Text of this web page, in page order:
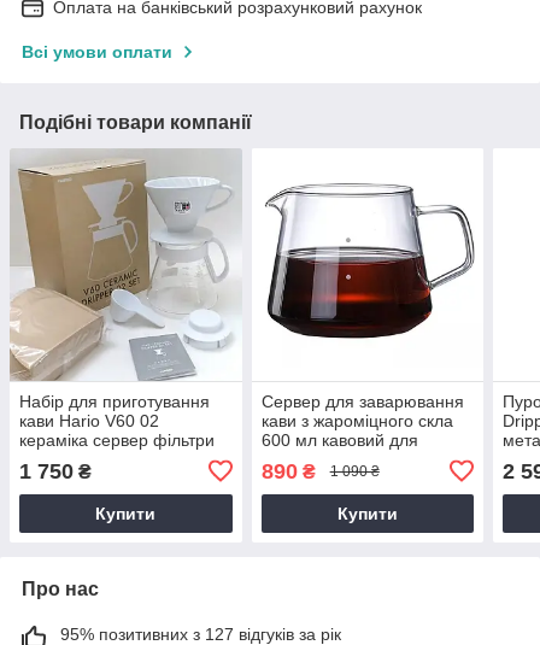
Оплата на банківський розрахунковий рахунок
Всі умови оплати
Подібні товари компанії
Набір для приготування
кави Hario V60 02
кераміка сервер фільтри
1 750 ₴
Купити
Сервер для заварювання
кави з жароміцного скла
600 мл кавовий для
пуровера сервірувальний
прозорий кувшин з ручкою
заварник
890₴ 1 090 ₴
Купити
2
Про нас
95% позитивних з 127 відгуків за рік